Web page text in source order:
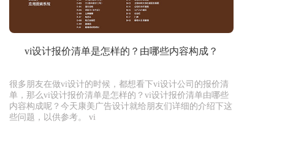
vi设计报价清单是怎样的？由哪些内容构成？
很多朋友在做vi设计的时候，都想看下vi设计公司的报价清
单，那么vi设计报价清单是怎样的？vi设计报价清单由哪些
内容构成呢？今天康美广告设计就给朋友们详细的介绍下这
些问题，以供参考。 vi